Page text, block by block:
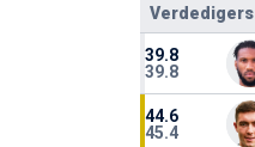
Verdedigers
39.8
39.8
44.6
45.4